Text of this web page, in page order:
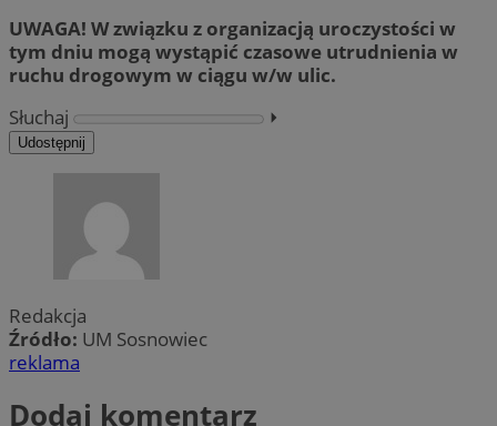
UWAGA! W związku z organizacją uroczystości w
tym dniu mogą wystąpić czasowe utrudnienia w
ruchu drogowym w ciągu w/w ulic.
Słuchaj
⏵︎
Udostępnij
Redakcja
Źródło: UM Sosnowiec
reklama
Dodaj komentarz